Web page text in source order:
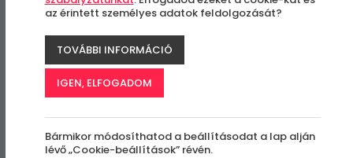
az érintett személyes adatok feldolgozását?
TOVÁBBI INFORMÁCIÓ
IGEN, ELFOGADOM
Bármikor módosíthatod a beállításodat a lap alján
lévő „Cookie-beállítások” révén.